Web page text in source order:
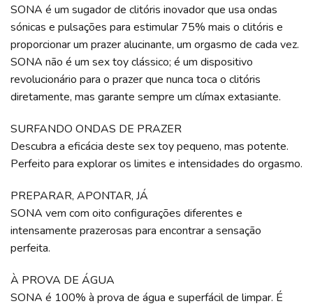
SONA é um sugador de clitóris inovador que usa ondas
sónicas e pulsações para estimular 75% mais o clitóris e
proporcionar um prazer alucinante, um orgasmo de cada vez.
SONA não é um sex toy clássico; é um dispositivo
revolucionário para o prazer que nunca toca o clitóris
diretamente, mas garante sempre um clímax extasiante.
SURFANDO ONDAS DE PRAZER
Descubra a eficácia deste sex toy pequeno, mas potente.
Perfeito para explorar os limites e intensidades do orgasmo.
PREPARAR, APONTAR, JÁ
SONA vem com oito configurações diferentes e
intensamente prazerosas para encontrar a sensação
perfeita.
À PROVA DE ÁGUA
SONA é 100% à prova de água e superfácil de limpar. É